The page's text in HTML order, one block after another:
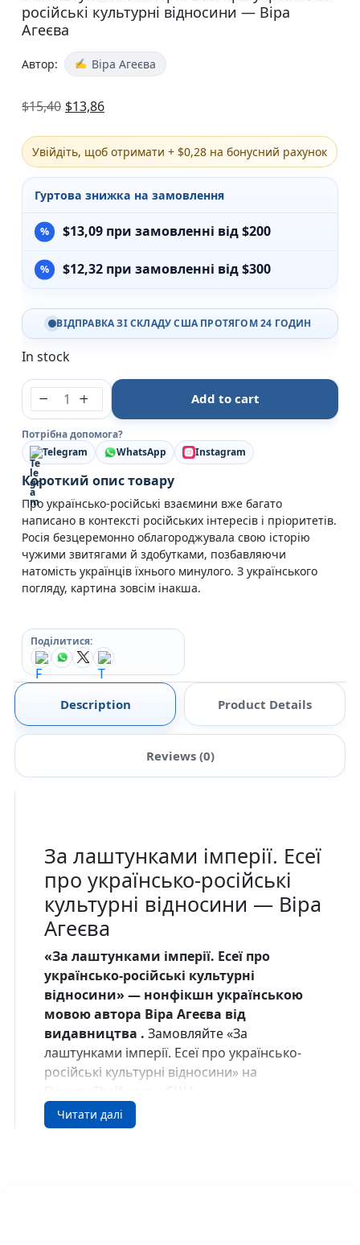
російські культурні відносини — Віра
Агеєва
Автор: Віра Агеєва
$15,40 $13,86
Увійдіть, щоб отримати + $0,28 на бонусний рахунок
Гуртова знижка на замовлення
$13,09 при замовленні від $200
$12,32 при замовленні від $300
ВІДПРАВКА ЗІ СКЛАДУ США ПРОТЯГОМ 24 ГОДИН
In stock
За лаштунками імперії. Есеї про українсько-
Add to cart
Потрібна допомога?
Telegram
WhatsApp Instagram
Короткий опис товару
Про українсько-російські взаємини вже багато
написано в контексті російських інтересів і пріоритетів.
Росія безцеремонно облагороджувала свою історію
чужими звитягами й здобутками, позбавляючи
натомість українців їхнього минулого. З українського
погляду, картина зовсім інакша.
Поділитися:
Description Product Details
Reviews (0)
За лаштунками імперії. Есеї
про українсько-російські
культурні відносини — Віра
Агеєва
«За лаштунками імперії. Есеї про
українсько-російські культурні
відносини» — нонфікшн українською
мовою автора Віра Агеєва від
видавництва . Замовляйте «За
лаштунками імперії. Есеї про українсько-
російські культурні відносини» на
Про книгу
Читати далі